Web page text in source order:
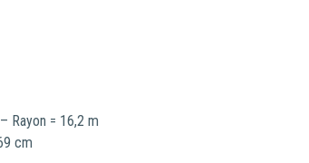
Rayon = 16,2 m
cm